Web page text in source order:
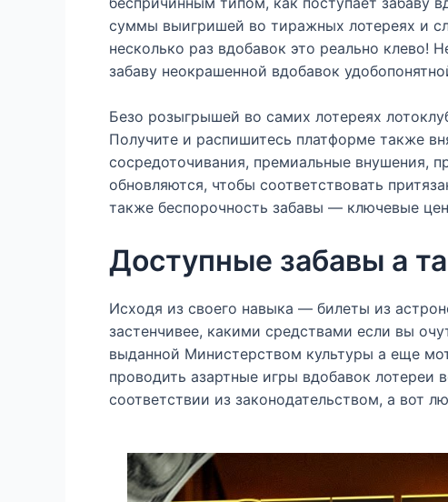
суммы выигришей во тиражных лотереях и
несколько раз вдобавок это реально
забаву неокрашенной вдобавок
Безо розыгрышей во самих лотереях
Получите и распишитесь платформе также
сосредоточивания, премиальные внушения,
обновляются, чтобы соответствовать
также беспорочность забавы — ключевые
Доступные забавы а
Исходя из своего навыка — билеты из
застенчивее, какими средствами если вы
выданной Министерством культуры а еще
проводить азартные игры вдобавок лотереи
соответствии из законодательством, а вот